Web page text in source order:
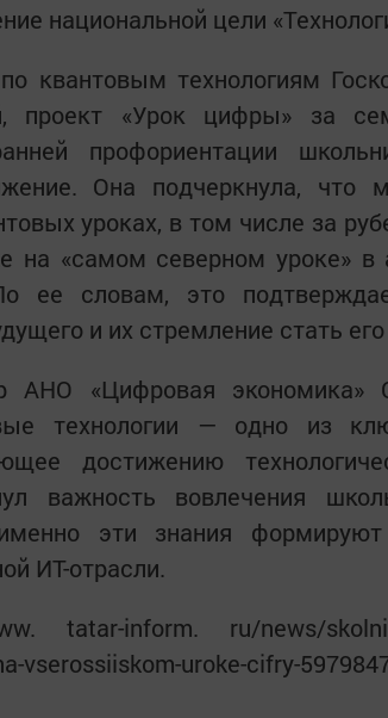
национальной цели
квантовым технологиям
проект «Урок цифры» за
профориентации
Она подчеркнула, что
уроках, в том числе за
на «самом северном уроке» в
ее словам, это
и их стремление стать
АНО «Цифровая экономика»
технологии — одно из
достижению
важность вовлечения
именно эти знания
ИТ-отрасли.
tatar-inform. ru/news/
vserossiiskom-uroke-cifry-